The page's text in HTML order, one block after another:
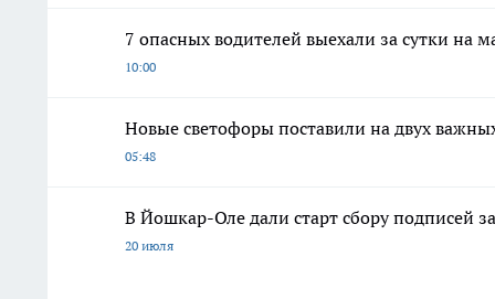
7 опасных водителей выехали за сутки на
10:00
Новые светофоры поставили на двух
05:48
В Йошкар-Оле дали старт сбору подписей
20 июля